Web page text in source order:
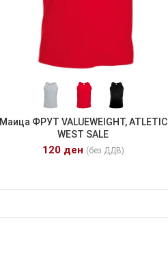
Маица ФРУТ VALUEWEIGHT, ATLETIC
WEST SALE
120 ден (без ДДВ)